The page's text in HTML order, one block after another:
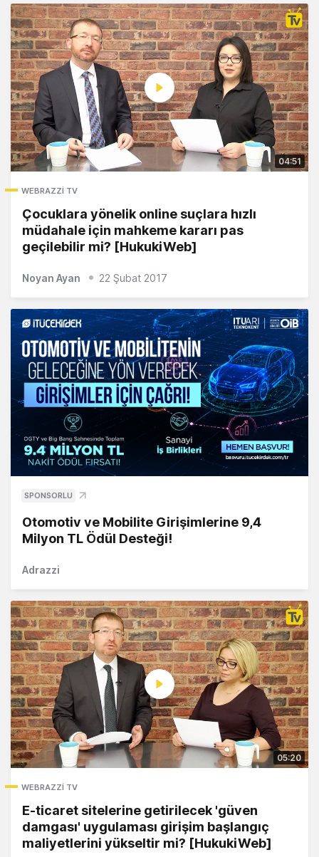
WEBRAZZI TV
Çocuklara yönelik online suçlara hızlı
müdahale için mahkeme kararı pas
geçilebilir mi? [HukukiWeb]
04:51
Noyan Ayan 22 Şubat 2017
SPONSORLU
Otomotiv ve Mobilite Girişimlerine 9,4
Milyon TL Ödül Desteği!
Adrazzi
WEBRAZZI TV
E-ticaret sitelerine getirilecek 'güven
damgası' uygulaması girişim başlangıç
maliyetlerini yükseltir mi? [HukukiWeb]
05:20